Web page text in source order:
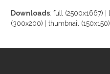
Downloads:full (2500x1667)
(300x200) |thumbnail (150x150)